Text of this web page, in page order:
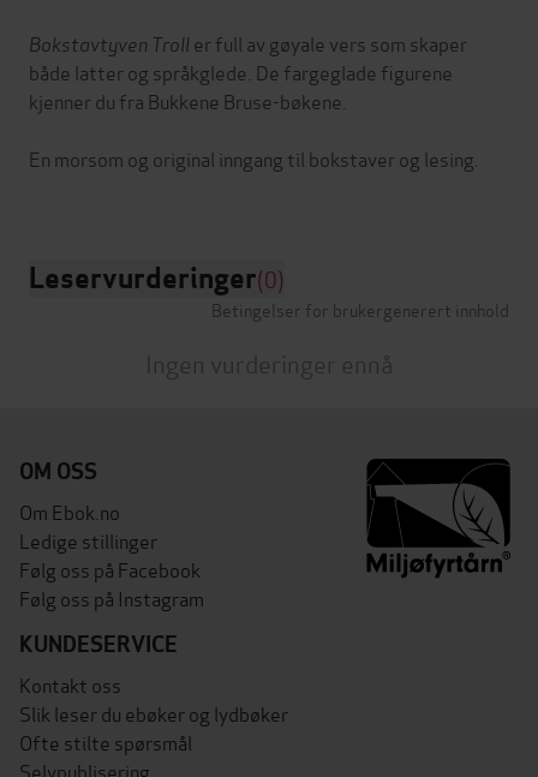
Bokstavtyven Troller full av gøyale vers som skaper
både latter og språkglede. De fargeglade figurene
kjenner du fra Bukkene Bruse-bøkene.
En morsom og original inngang til bokstaver og lesing.
Leservurderinger(0)
Betingelser for brukergenerert innhold
Ingen vurderinger ennå
OM OSS
Om Ebok.no
Ledige stillinger
Følg oss på Facebook
Følg oss på Instagram
KUNDESERVICE
Kontakt oss
Slik leser du ebøker og lydbøker
Ofte stilte spørsmål
Selvpublisering